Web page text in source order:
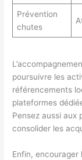
Prévention
chutes
poursuivre les
référencements
plateformes
Pensez aussi aux
consolider les
Enfin,